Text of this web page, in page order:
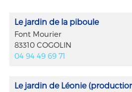
Le jardin de la piboule
Font Mourier
83310 COGOLIN
04 94 49 69 71
Le jardin de Léonie